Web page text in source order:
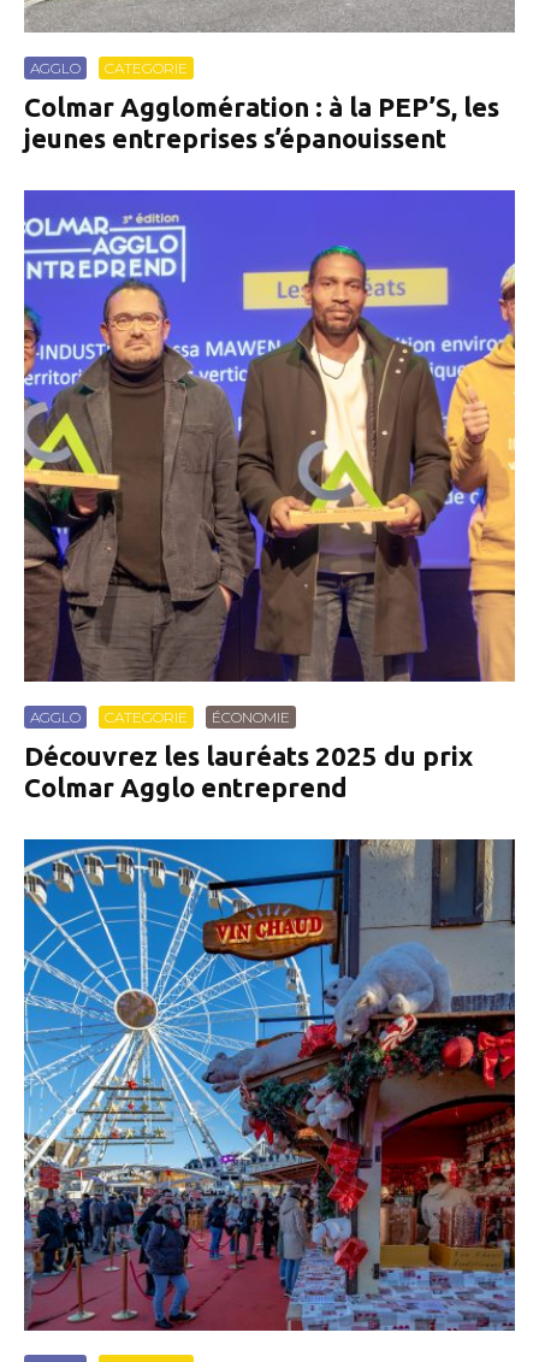
AGGLO CATEGORIE
Colmar Agglomération : à la PEP’S, les
jeunes entreprises s’épanouissent
AGGLO CATEGORIE ÉCONOMIE
Découvrez les lauréats 2025 du prix
Colmar Agglo entreprend